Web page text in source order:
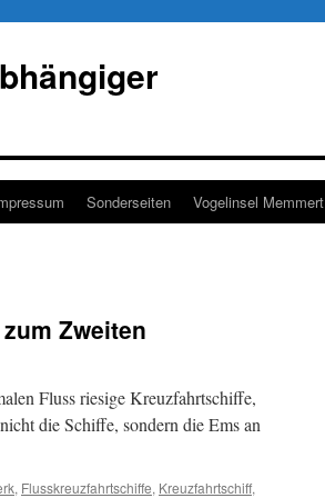
Sonderseiten Vogelinsel Memmert
Zweiten
Fluss riesige Kreuzfahrtschiffe,
die Schiffe, sondern die Ems an
, Flusskreuzfahrtschiffe, Kreuzfahrtschiff,